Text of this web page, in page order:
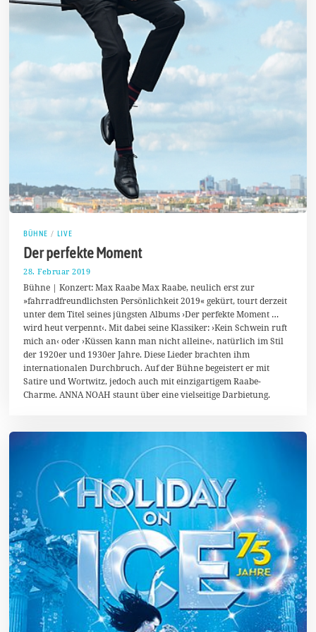
BÜHNE / LIVE
Der perfekte Moment
28. Februar 2019
M
ä
r
z
0
1
9
Bühne | Konzert: Max Raabe Max Raabe, neulich erst zur
»fahrradfreundlichsten Persönlichkeit 2019« gekürt, tourt derzeit
unter dem Titel seines jüngsten Albums ›Der perfekte Moment …
wird heut verpennt‹. Mit dabei seine Klassiker: ›Kein Schwein ruft
mich an‹ oder ›Küssen kann man nicht alleine‹, natürlich im Stil
der 1920er und 1930er Jahre. Diese Lieder brachten ihm
internationalen Durchbruch. Auf der Bühne begeistert er mit
Satire und Wortwitz, jedoch auch mit einzigartigem Raabe-
Charme. ANNA NOAH staunt über eine vielseitige Darbietung.